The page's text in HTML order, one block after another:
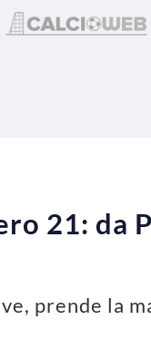
21: da
prende la